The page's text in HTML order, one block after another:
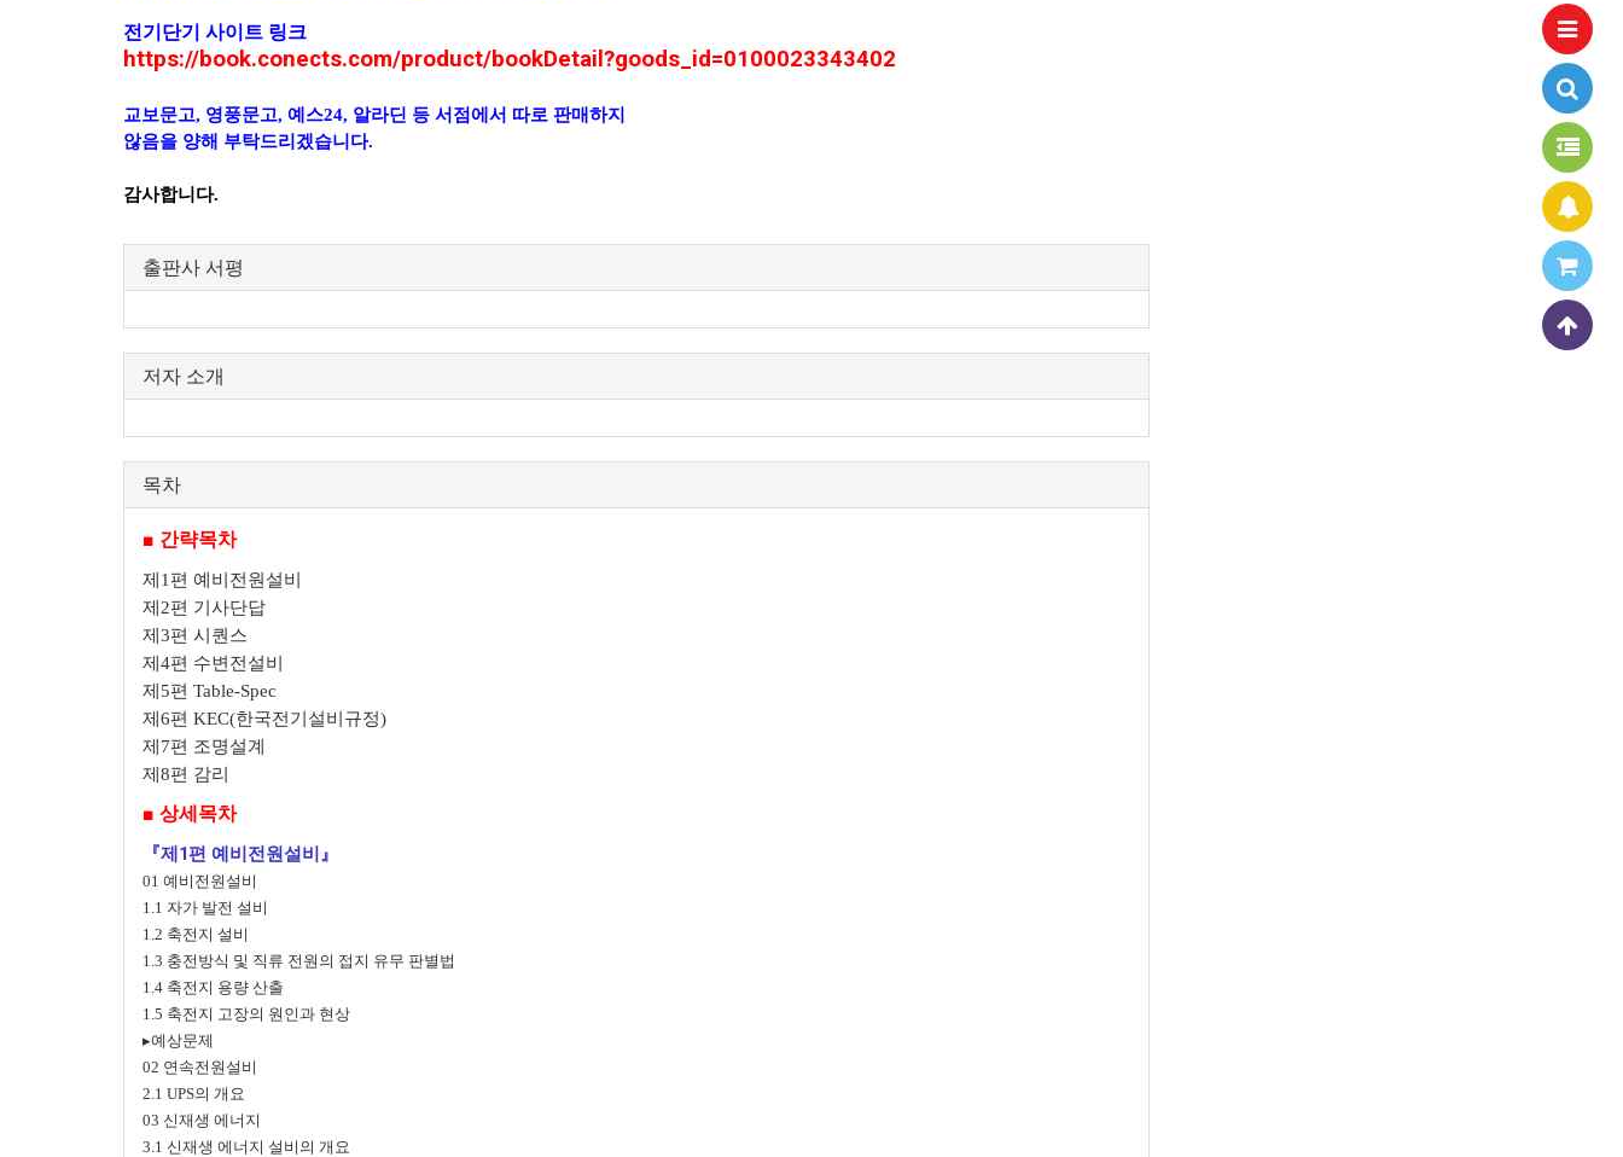
전기단기 사이트 링크
https://book.conects.com/product/bookDetail?goods_id=0100023343402
교보문고, 영풍문고, 예스24, 알라딘 등 서점에서 따로 판매하지
않음을 양해 부탁드리겠습니다.
감사합니다.
출판사 서평
저자 소개
목차
■ 간략목차
제1편 예비전원설비
제2편 기사단답
제3편 시퀀스
제4편 수변전설비
제5편 Table-Spec
제6편 KEC(한국전기설비규정)
제7편 조명설계
제8편 감리
■ 상세목차
『제1편 예비전원설비』
01 예비전원설비
1.1 자가 발전 설비
1.2 축전지 설비
1.3 충전방식 및 직류 전원의 접지 유무 판별법
1.4 축전지 용량 산출
1.5 축전지 고장의 원인과 현상
▸예상문제
02 연속전원설비
2.1 UPS의 개요
03 신재생 에너지
3.1 신재생 에너지 설비의 개요